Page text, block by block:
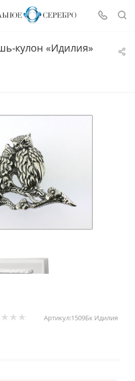
кулон «Идилия»
Артикул:1509Бк Идилия